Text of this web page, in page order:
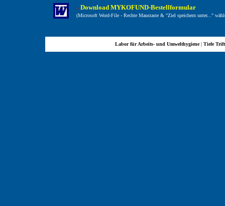
» Download MYKOFUND-Bestellformular
(Microsoft Word-File - Rechte Maustaste & "Ziel speichern unter..."
Labor für Arbeits- und Umwelthygiene| Tiefe